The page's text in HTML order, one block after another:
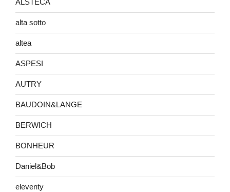
ALSTECA
alta sotto
altea
ASPESI
AUTRY
BAUDOIN&LANGE
BERWICH
BONHEUR
Daniel&Bob
eleventy